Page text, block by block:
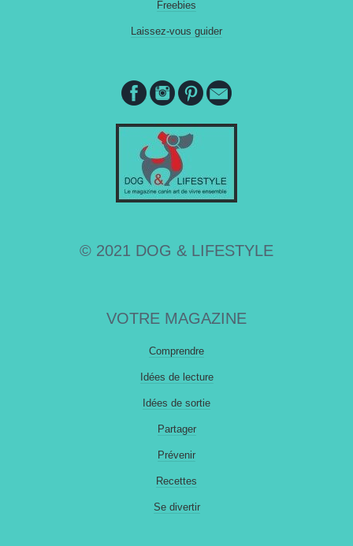
Freebies
Laissez-vous guider
© 2021 DOG & LIFESTYLE
VOTRE MAGAZINE
Comprendre
Idées de lecture
Idées de sortie
Partager
Prévenir
Recettes
Se divertir